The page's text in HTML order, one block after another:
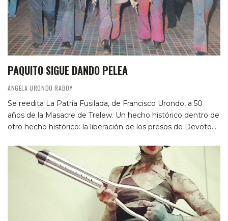
PAQUITO SIGUE DANDO PELEA
ANGELA URONDO RABOY
Se reedita La Patria Fusilada, de Francisco Urondo, a 50
años de la Masacre de Trelew. Un hecho histórico dentro de
otro hecho histórico: la liberación de los presos de Devoto…